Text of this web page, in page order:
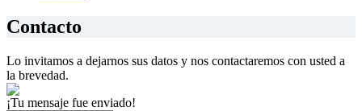
Contacto
Lo invitamos a dejarnos sus datos y nos contactaremos con usted a
la brevedad.
¡Tu mensaje fue enviado!